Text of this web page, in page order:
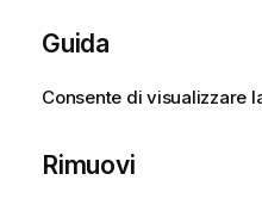
Guida
Consente di visualizzare
Rimuovi